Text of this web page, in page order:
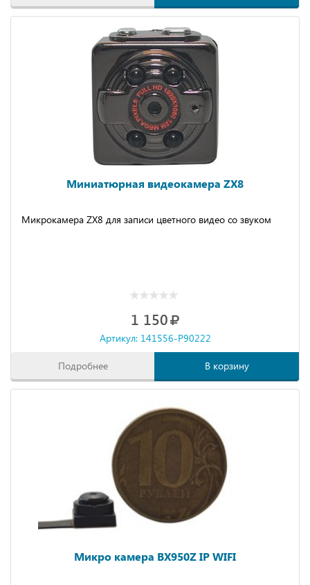
Миниатюрная видеокамера ZX8
Микрокамера ZX8 для записи цветного видео со звуком
1 150
Артикул: 141556-P90222
Подробнее В корзину
Микро камера BX950Z IP WIFI